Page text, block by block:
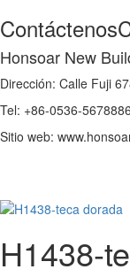
Contáctenos
Honsoar New
Dirección: Calle Fuji
Tel: +86-0536-5678886
Sitio web:
H1438-